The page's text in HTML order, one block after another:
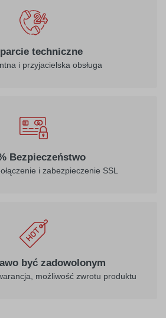
techniczne
i przyjacielska obsługa
Bezpieczeństwo
i zabezpieczenie SSL
być zadowolonym
możliwość zwrotu produktu